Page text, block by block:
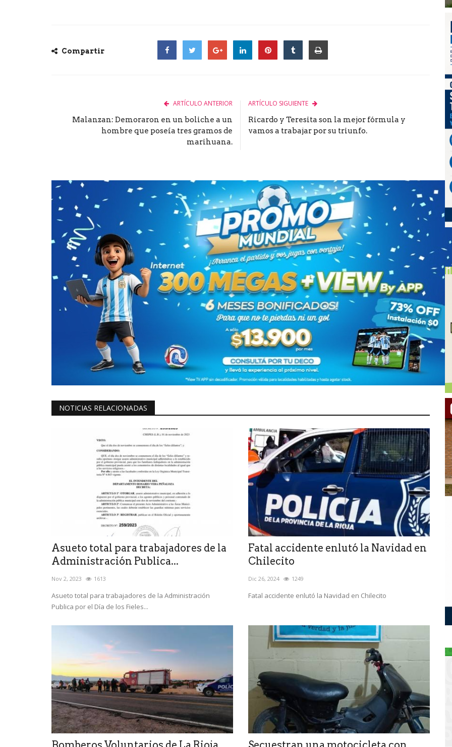
Compartir
ARTÍCULO ANTERIOR
Malanzan: Demoraron en un boliche a un
hombre que poseía tres gramos de
marihuana.
ARTÍCULO SIGUIENTE
Ricardo y Teresita son la mejor fórmula y
vamos a trabajar por su triunfo.
NOTICIAS RELACIONADAS
Asueto total para trabajadores de la
Administración Publica...
Nov 2, 2023 1613
Asueto total para trabajadores de la Administración
Publica por el Día de los Fieles...
Fatal accidente enlutó la Navidad en
Chilecito
Dic 26, 2024 1249
Fatal accidente enlutó la Navidad en Chilecito